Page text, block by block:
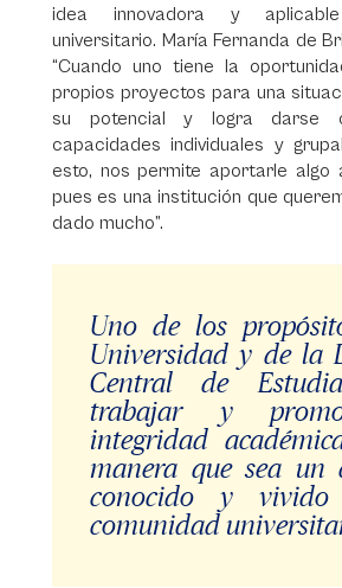
idea innovadora y
universitario. María Fernanda de
“Cuando uno tiene la
propios proyectos para una
su potencial y logra darse
capacidades individuales y
esto, nos permite aportarle algo
pues es una institución que
dado mucho”.
Uno de los
Universidad y de la
Central de
trabajar y
integridad
manera que sea un
conocido y
comunidad